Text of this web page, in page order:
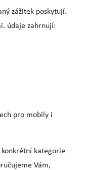
zážitek poskytují.
údaje zahrnují:
pro mobily i
kategorie
Vám,